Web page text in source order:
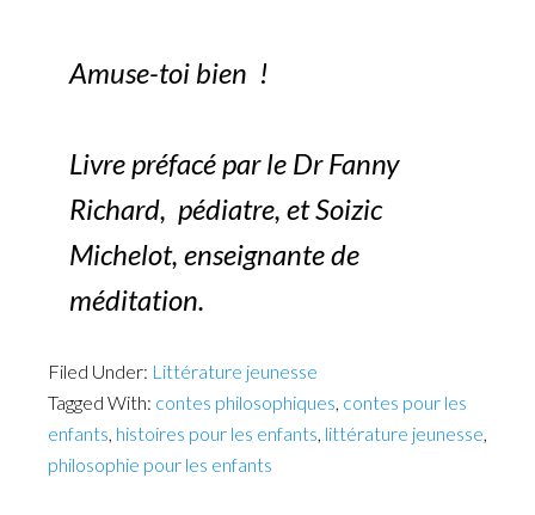
Amuse-toi bien !
Livre préfacé par le Dr Fanny
Richard, pédiatre, et Soizic
Michelot, enseignante de
méditation.
Filed Under: Littérature jeunesse
Tagged With: contes philosophiques contes pour les
enfants histoires pour les enfants littérature jeunesse
philosophie pour les enfants